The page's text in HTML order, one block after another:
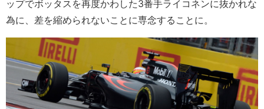
ップでボッタスを再度かわした3番手ライコネンに抜かれな
為に、差を縮められないことに専念することに。